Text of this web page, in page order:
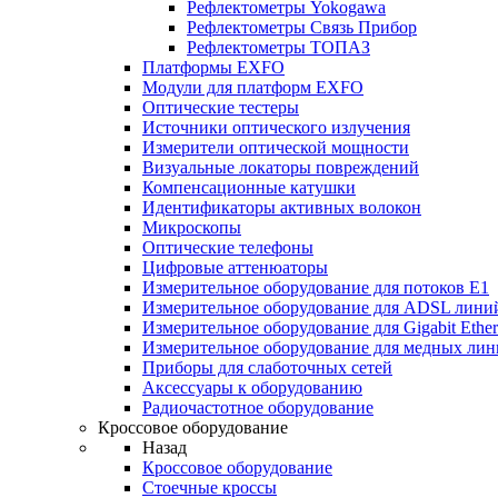
Рефлектометры Yokogawa
Рефлектометры Связь Прибор
Рефлектометры ТОПАЗ
Платформы EXFO
Модули для платформ EXFO
Оптические тестеры
Источники оптического излучения
Измерители оптической мощности
Визуальные локаторы повреждений
Компенсационные катушки
Идентификаторы активных волокон
Микроскопы
Оптические телефоны
Цифровые аттенюаторы
Измерительное оборудование для потоков Е1
Измерительное оборудование для ADSL
Измерительное оборудование для Gigabit
Измерительное оборудование для медных
Приборы для слаботочных сетей
Аксессуары к оборудованию
Радиочастотное оборудование
Кроссовое оборудование
Назад
Кроссовое оборудование
Стоечные кроссы